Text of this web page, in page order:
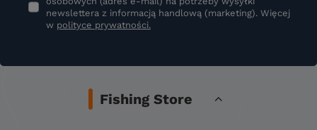
newslettera z informacją handlową (marketing). Więcej
w polityce prywatności.
Fishing Store